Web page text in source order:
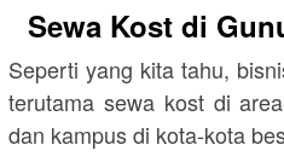
Sewa Kost di
Seperti yang kita tahu,
terutama sewa kost di
dan kampus di kota-kota